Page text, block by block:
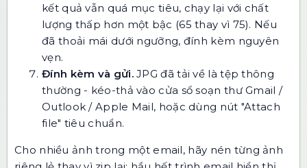
kết quả vẫn quá mục tiêu, chạy lại với chất
lượng thấp hơn một bậc (65 thay vì 75). Nếu
đã thoải mái dưới ngưỡng, đính kèm nguyên
vẹn.
Đính kèm và gửi.JPG đã tải về là tệp thông
thường - kéo-thả vào cửa sổ soạn thư Gmail /
Outlook / Apple Mail, hoặc dùng nút "Attach
file" tiêu chuẩn.
Cho nhiều ảnh trong một email, hãy nén từng ảnh